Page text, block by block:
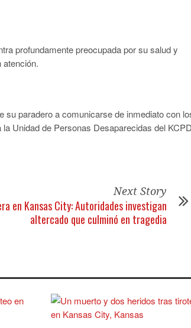
profundamente preocupada por su salud y
atención.
su paradero a comunicarse de inmediato con
Unidad de Personas Desaparecidas del
Next Story
en Kansas City: Autoridades investigan
altercado que culminó en tragedia